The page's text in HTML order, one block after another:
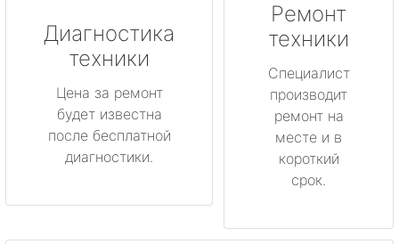
Диагностика
техники
Цена за ремонт
будет известна
после бесплатной
диагностики.
Ремонт
техники
Специалист
производит
ремонт на
месте и в
короткий
срок.